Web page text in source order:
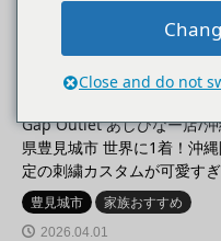
Gap Outlet あしびなー店/
県豊見城市 世界に1着！沖
定の刺繍カスタムが可愛す
豊見城市 家族おすすめ
2026.04.01
Close and do not